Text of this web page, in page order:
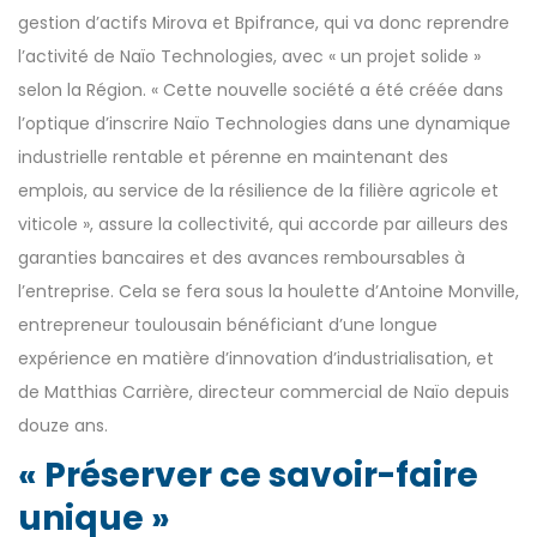
gestion d’actifs Mirova et Bpifrance, qui va donc reprendre
l’activité de Naïo Technologies, avec « un projet solide »
selon la Région. « Cette nouvelle société a été créée dans
l’optique d’inscrire Naïo Technologies dans une dynamique
industrielle rentable et pérenne en maintenant des
emplois, au service de la résilience de la filière agricole et
viticole », assure la collectivité, qui accorde par ailleurs des
garanties bancaires et des avances remboursables à
l’entreprise. Cela se fera sous la houlette d’Antoine Monville,
entrepreneur toulousain bénéficiant d’une longue
expérience en matière d’innovation d’industrialisation, et
de Matthias Carrière, directeur commercial de Naïo depuis
douze ans.
« Préserver ce savoir-faire
unique »